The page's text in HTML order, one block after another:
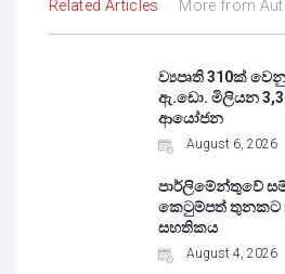
Related Articles More from
ව්‍යපෘති 310ක්
ඇ.ඩො. මිලියන
ආයෝජන
August 6, 2026
පාර්ලිමේන්තුවේ
කෙටුම්පත් තුනකට
සහතිකය
August 4, 2026